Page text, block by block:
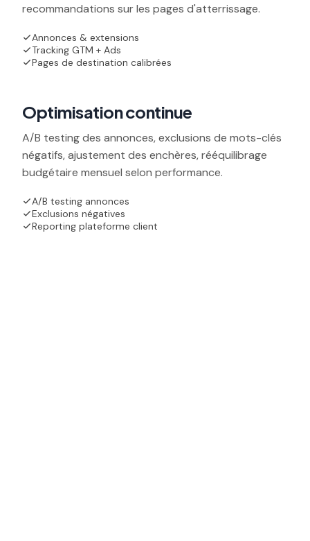
recommandations sur les pages d'atterrissage.
Annonces & extensions
Tracking GTM + Ads
Pages de destination calibrées
Optimisation continue
A/B testing des annonces, exclusions de mots-clés
négatifs, ajustement des enchères, rééquilibrage
budgétaire mensuel selon performance.
A/B testing annonces
Exclusions négatives
Reporting plateforme client